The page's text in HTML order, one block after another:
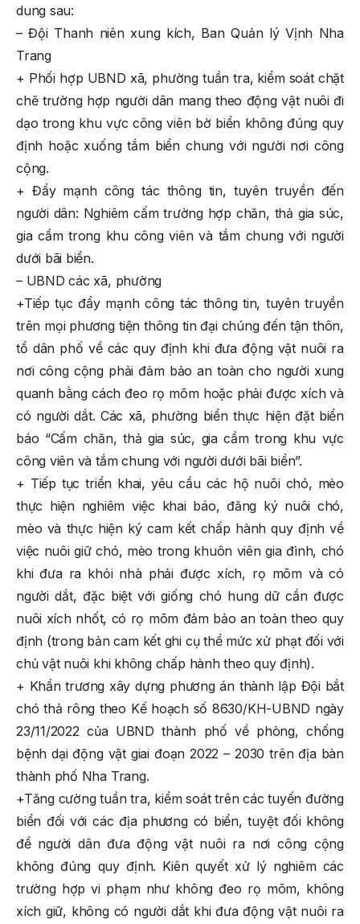
dung sau:
– Đội Thanh niên xung kích, Ban Quản lý Vịnh Nha
Trang
+ Phối hợp UBND xã, phường tuần tra, kiểm soát chặt
chẽ trường hợp người dân mang theo động vật nuôi đi
dạo trong khu vực công viên bờ biển không đúng quy
định hoặc xuống tắm biển chung với người nơi công
cộng.
+ Đẩy mạnh công tác thông tin, tuyên truyền đến
người dân: Nghiêm cấm trường hợp chăn, thả gia súc,
gia cầm trong khu công viên và tắm chung với người
dưới bãi biển.
– UBND các xã, phường
+Tiếp tục đẩy mạnh công tác thông tin, tuyên truyền
trên mọi phương tiện thông tin đại chúng đến tận thôn,
tổ dân phố về các quy định khi đưa động vật nuôi ra
nơi công cộng phải đảm bảo an toàn cho người xung
quanh bằng cách đeo rọ mõm hoặc phải được xích và
có người dắt. Các xã, phường biển thực hiện đặt biển
báo “Cấm chăn, thả gia súc, gia cầm trong khu vực
công viên và tắm chung với người dưới bãi biển”.
+ Tiếp tục triển khai, yêu cầu các hộ nuôi chó, mèo
thực hiện nghiêm việc khai báo, đăng ký nuôi chó,
mèo và thực hiện ký cam kết chấp hành quy định về
việc nuôi giữ chó, mèo trong khuôn viên gia đình, chó
khi đưa ra khỏi nhà phải được xích, rọ mõm và có
người dắt, đặc biệt với giống chó hung dữ cần được
nuôi xích nhốt, có rọ mõm đảm bảo an toàn theo quy
định (trong bản cam kết ghi cụ thể mức xử phạt đối với
chủ vật nuôi khi không chấp hành theo quy định).
+ Khẩn trương xây dựng phương án thành lập Đội bắt
chó thả rông theo Kế hoạch số 8630/KH-UBND ngày
23/11/2022 của UBND thành phố về phòng, chống
bệnh dại động vật giai đoạn 2022 – 2030 trên địa bàn
thành phố Nha Trang.
+Tăng cường tuần tra, kiểm soát trên các tuyến đường
biển đối với các địa phương có biển, tuyệt đối không
để người dân đưa động vật nuôi ra nơi công cộng
không đúng quy định. Kiên quyết xử lý nghiêm các
trường hợp vi phạm như không đeo rọ mõm, không
xích giữ, không có người dắt khi đưa động vật nuôi ra